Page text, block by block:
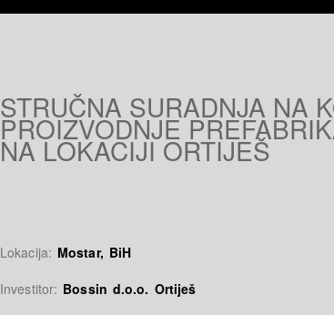
STRUČNA SURADNJA NA
PROIZVODNJE
NA LOKACIJI ORTIJEŠ
Lokacija: Mostar, BiH
Investitor: Bossin d.o.o. Ortiješ